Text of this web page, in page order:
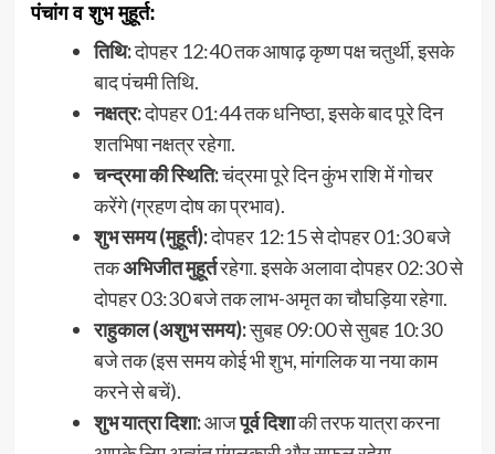
पंचांग व शुभ मुहूर्त:
तिथि:दोपहर 12:40 तक आषाढ़ कृष्ण पक्ष चतुर्थी, इसके
बाद पंचमी तिथि.
नक्षत्र:दोपहर 01:44 तक धनिष्ठा, इसके बाद पूरे दिन
शतभिषा नक्षत्र रहेगा.
चन्द्रमा की स्थिति:चंद्रमा पूरे दिन कुंभ राशि में गोचर
करेंगे (ग्रहण दोष का प्रभाव).
शुभ समय (मुहूर्त):दोपहर 12:15 से दोपहर 01:30 बजे
तकअभिजीत मुहूर्तरहेगा. इसके अलावा दोपहर 02:30 से
दोपहर 03:30 बजे तक लाभ-अमृत का चौघड़िया रहेगा.
राहुकाल (अशुभ समय):सुबह 09:00 से सुबह 10:30
बजे तक (इस समय कोई भी शुभ, मांगलिक या नया काम
करने से बचें).
शुभ यात्रा दिशा:आजपूर्व दिशाकी तरफ यात्रा करना